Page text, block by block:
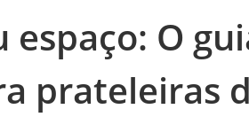
espaço: O
prateleiras